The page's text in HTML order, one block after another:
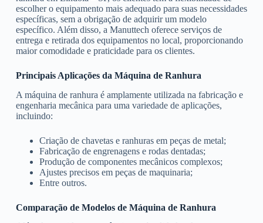
escolher o equipamento mais adequado para suas necessidades
específicas, sem a obrigação de adquirir um modelo
específico. Além disso, a Manuttech oferece serviços de
entrega e retirada dos equipamentos no local, proporcionando
maior comodidade e praticidade para os clientes.
Principais Aplicações da Máquina de Ranhura
A máquina de ranhura é amplamente utilizada na fabricação e
engenharia mecânica para uma variedade de aplicações,
incluindo:
Criação de chavetas e ranhuras em peças de metal;
Fabricação de engrenagens e rodas dentadas;
Produção de componentes mecânicos complexos;
Ajustes precisos em peças de maquinaria;
Entre outros.
Comparação de Modelos de Máquina de Ranhura